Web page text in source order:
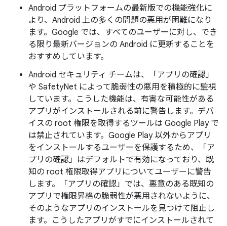
Android プラットフォームの最新版での機能強化に
より、Android 上の多くの問題の悪用が困難になり
ます。Google では、すべてのユーザーに対し、でき
る限り最新バージョンの Android に更新することを
おすすめしています。
Android セキュリティ チームは、「アプリの確認」
や SafetyNet によって脆弱性の悪用を積極的に監視
しています。こうした機能は、有害な可能性がある
アプリがインストールされる前に警告します。デバ
イスの root 権限を取得するツールは Google Play で
は禁止されています。Google Play 以外からアプリ
をインストールするユーザーを保護するため、「ア
プリの確認」はデフォルトで有効になっており、既
知の root 権限取得アプリについてユーザーに警告
します。「アプリの確認」では、悪意のある既知の
アプリで権限昇格の脆弱性が悪用されないように、
そのようなアプリのインストールを見つけて阻止し
ます。こうしたアプリがすでにインストールされて